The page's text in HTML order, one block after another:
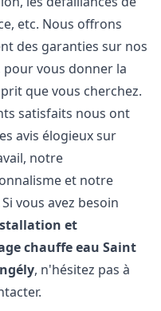
etc. Nous offrons
des garanties sur nos
pour vous donner la
que vous cherchez.
satisfaits nous ont
avis élogieux sur
notre
et notre
vous avez besoin
et
chauffe eau Saint
, n'hésitez pas à